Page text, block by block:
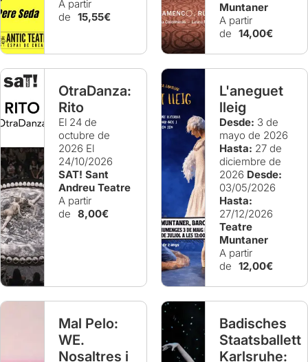
A partir
de 15,55€
Muntaner
A partir
de 14,00€
OtraDanza:
Rito
El 24 de
octubre de
2026 El
24/10/2026
SAT! Sant
Andreu Teatre
A partir
de 8,00€
L'aneguet
lleig
Desde: 3 de
mayo de 2026
Hasta: 27 de
diciembre de
2026 Desde:
03/05/2026
Hasta:
27/12/2026
Teatre
Muntaner
A partir
de 12,00€
Mal Pelo:
WE.
Nosaltres i
Badisches
Staatsballett
Karlsruhe: